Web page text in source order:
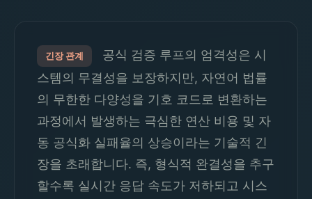
긴장 관계
공식 검증 루프의 엄격성은 시
스템의 무결성을 보장하지만, 자연어 법률
의 무한한 다양성을 기호 코드로 변환하는
과정에서 발생하는 극심한 연산 비용 및 자
동 공식화 실패율의 상승이라는 기술적 긴
장을 초래합니다. 즉, 형식적 완결성을 추구
할수록 실시간 응답 속도가 저하되고 시스